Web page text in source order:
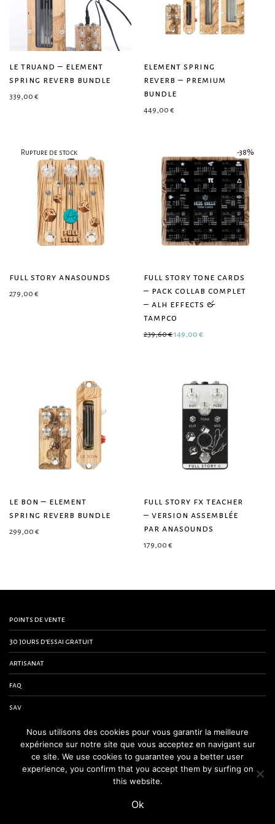
le truand – element
spring reverb bundle
339,00 €
element spring
reverb – premium
bundle
449,00 €
full story anasounds
279,00 €
-38%
full story tone cards
– pack collab complet
– alh effects &
tampco
239,60€Le prix initial était : 239,60 €.
149,00 €
le bon – element
spring reverb bundle
299,00 €
full story fx teacher
– version assemblée
par anasounds
179,00 €
points de vente
30 jours d’essai gratuit
artisanat
faq
sav
contactez-nous
conditions générales de vente
mentions légales
Nous utilisons des cookies pour vous garantir la meilleure
expérience sur notre site que vous acceptez en navigant sur
ce site. We use cookies to guarantee you a better user
experience, you confirm that you accept them by surfing on
this website.
Ok